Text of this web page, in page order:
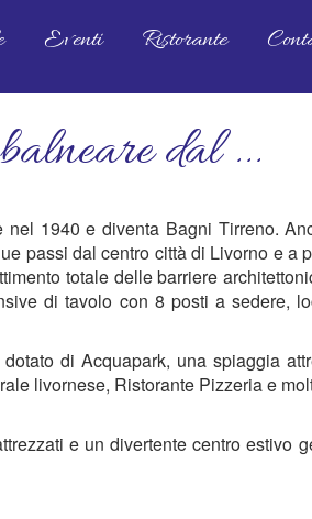
Eventi Ristorante
dal ...
1940 e diventa Bagni Tirreno.
passi dal centro città di Livorno e a
totale delle barriere
di tavolo con 8 posti a sedere,
di Acquapark, una spiaggia
livornese, Ristorante Pizzeria e
e un divertente centro estivo